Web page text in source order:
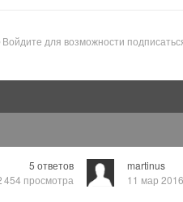
Войдите для возможности
5 ответов
454 просмотра
martinus
11 мар